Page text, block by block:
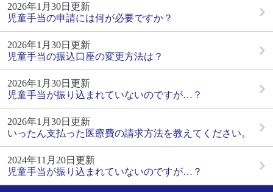
2026年1月30日更新
児童手当の申請には何が必要ですか？
2026年1月30日更新
児童手当の振込口座の変更方法は？
2026年1月30日更新
児童手当が振り込まれていないのですが…？
2026年1月30日更新
いったん支払った医療費の請求方法を教えてください。
2024年11月20日更新
児童手当が振り込まれていないのですが…？